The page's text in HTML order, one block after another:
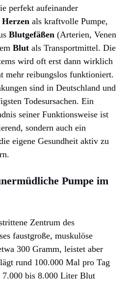
perfekt aufeinander
Herzen als kraftvolle Pumpe,
Blutgefäßen (Arterien, Venen
Blut als Transportmittel. Die
wird oft erst dann wirklich
mehr reibungslos funktioniert.
sind in Deutschland und
Todesursachen. Ein
seiner Funktionsweise ist
sondern auch ein
eigene Gesundheit aktiv zu
Pumpe im
Zentrum des
faustgroße, muskulöse
300 Gramm, leistet aber
rund 100.000 Mal pro Tag
7.000 bis 8.000 Liter Blut